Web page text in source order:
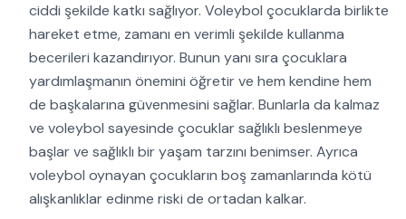
ciddi şekilde katkı sağlıyor. Voleybol çocuklarda birlikte
hareket etme, zamanı en verimli şekilde kullanma
becerileri kazandırıyor. Bunun yanı sıra çocuklara
yardımlaşmanın önemini öğretir ve hem kendine hem
de başkalarına güvenmesini sağlar. Bunlarla da kalmaz
ve voleybol sayesinde çocuklar sağlıklı beslenmeye
başlar ve sağlıklı bir yaşam tarzını benimser. Ayrıca
voleybol oynayan çocukların boş zamanlarında kötü
alışkanlıklar edinme riski de ortadan kalkar.